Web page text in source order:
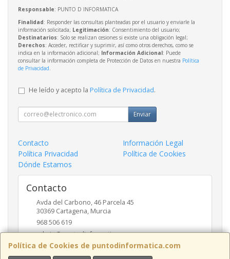
Política de Cookies de puntodinformatica.com
Responsable: PUNTO D INFORMATICA
Finalidad: Responder las consultas planteadas por el usuario y enviarle la
información solicitada; Legitimación: Consentimiento del usuario;
Destinatarios: Solo se realizan cesiones si existe una obligación legal;
Derechos: Acceder, rectificar y suprimir, así como otros derechos, como se
indica en la información adicional; Información Adicional: Puede
consultar la información completa de Protección de Datos en nuestra Política
de Privacidad
He leído y acepto la Política de Privacidad.
Enviar
Contacto
Información Legal
Política Privacidad
Política de Cookies
Dónde Estamos
Contacto
Avda del Carbono, 46 Parcela 45
30369 Cartagena, Murcia
968 506 619
admin@puntodinformatica.com